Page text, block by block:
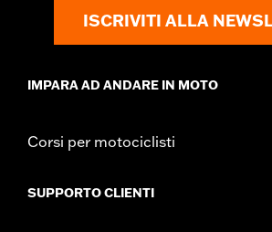
ISCRIVITI ALLA
IMPARA AD ANDARE IN MOTO
Corsi per motociclisti
SUPPORTO CLIENTI